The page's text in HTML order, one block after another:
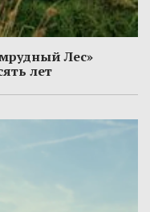
Лес»
лет